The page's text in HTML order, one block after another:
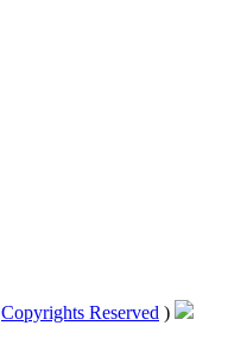
Copyrights Reserved )